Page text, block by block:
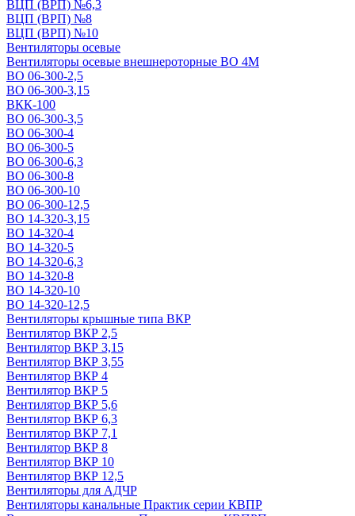
ВЦП (ВРП) №6,3
ВЦП (ВРП) №8
ВЦП (ВРП) №10
Вентиляторы осевые
Вентиляторы осевые внешнероторные ВО 4М
ВО 06-300-2,5
ВО 06-300-3,15
ВКК-100
ВО 06-300-3,5
ВО 06-300-4
ВО 06-300-5
ВО 06-300-6,3
ВО 06-300-8
ВО 06-300-10
ВО 06-300-12,5
ВО 14-320-3,15
ВО 14-320-4
ВО 14-320-5
ВО 14-320-6,3
ВО 14-320-8
ВО 14-320-10
ВО 14-320-12,5
Вентиляторы крышные типа ВКР
Вентилятор ВКР 2,5
Вентилятор ВКР 3,15
Вентилятор ВКР 3,55
Вентилятор ВКР 4
Вентилятор ВКР 5
Вентилятор ВКР 5,6
Вентилятор ВКР 6,3
Вентилятор ВКР 7,1
Вентилятор ВКР 8
Вентилятор ВКР 10
Вентилятор ВКР 12,5
Вентиляторы для АДЧР
Вентиляторы канальные Практик серии КВПР